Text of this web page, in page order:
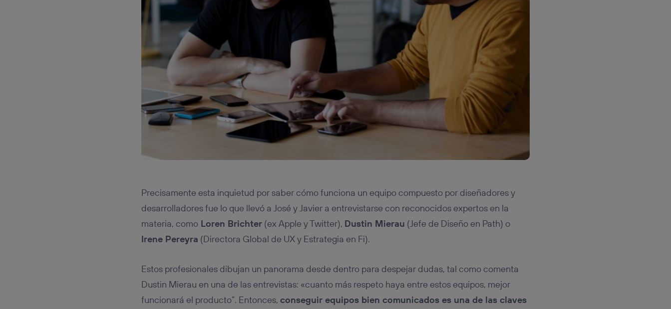
Precisamente esta inquietud por saber cómo funciona un equipo compuesto por diseñadores y
desarrolladores fue lo que llevó a José y Javier a entrevistarse con reconocidos expertos en la
materia, comoLoren Brichter(ex Apple y Twitter), Dustin Mierau (Jefe de Diseño en Path) o
Irene Pereyra (Directora Global de UX y Estrategia en Fi).
Estos profesionales dibujan un panorama desde dentro para despejar dudas, tal como comenta
Dustin Mierau en una de las entrevistas: «cuanto más respeto haya entre estos equipos, mejor
funcionará el producto”. Entonces, conseguir equipos bien comunicados es una de las claves